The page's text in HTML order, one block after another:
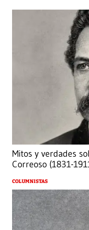
Mitos y verdades
Correoso (1831-
COLUMNISTAS